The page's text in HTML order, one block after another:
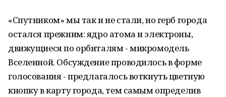
«Спутником» мы так и не стали, но герб города
остался прежним: ядро атома и электроны,
движущиеся по орбиталям - микромодель
Вселенной. Обсуждение проводилось в форме
голосования - предлагалось воткнуть цветную
кнопку в карту города, тем самым определив